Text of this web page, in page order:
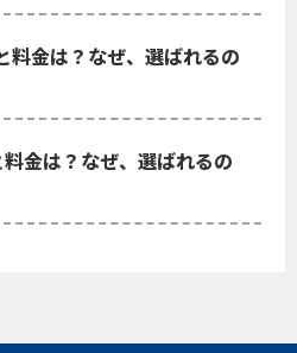
料金は？なぜ、選ばれるの
金は？なぜ、選ばれるの